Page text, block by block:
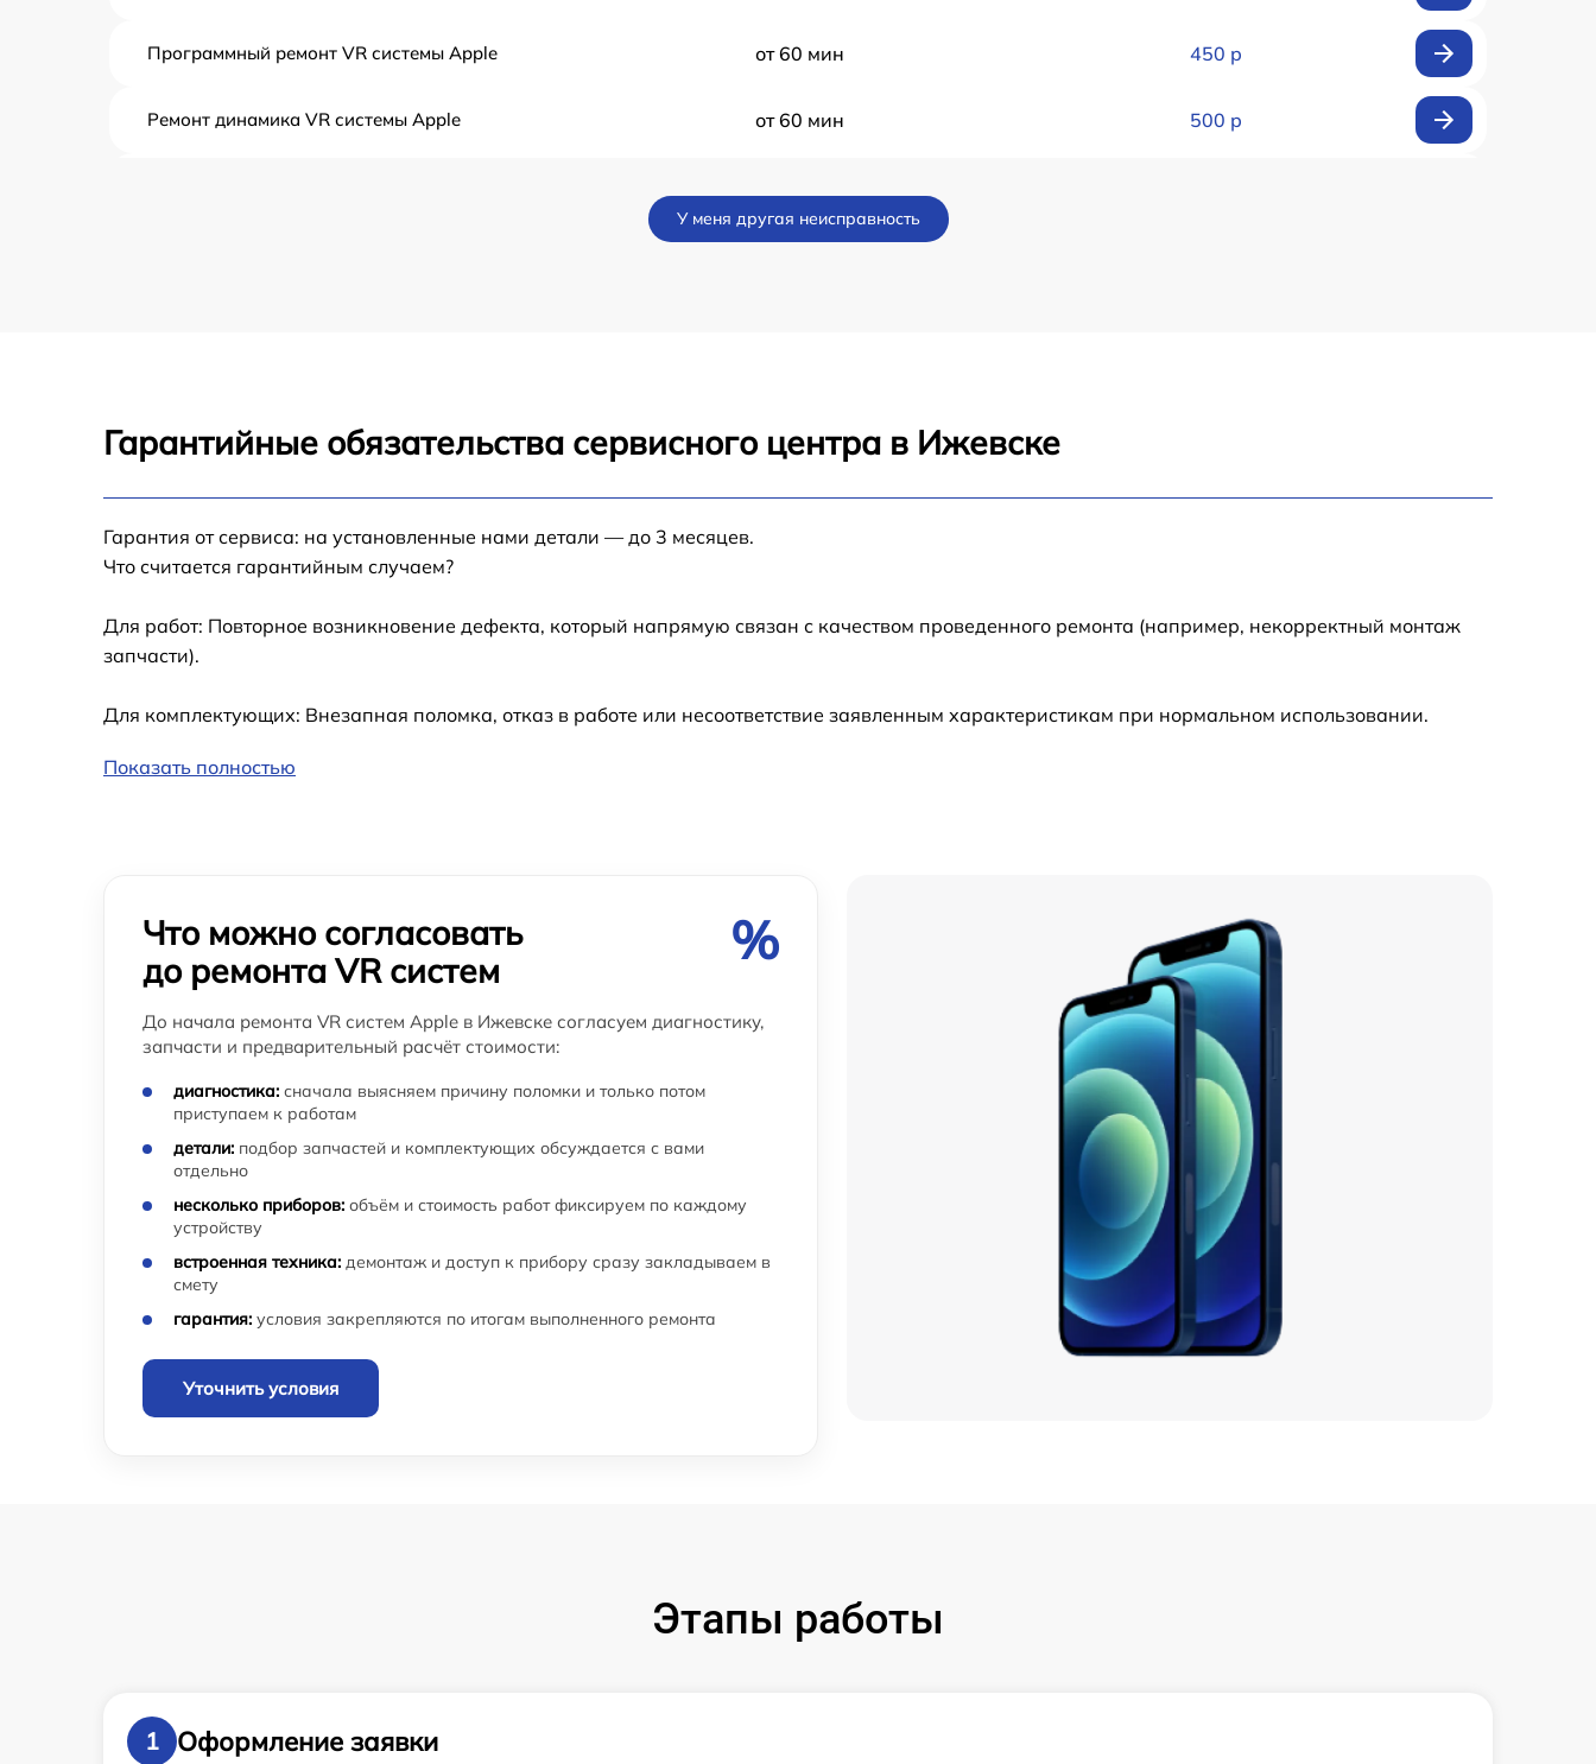
Программный ремонт VR системы Apple от 60 мин 450 р
Ремонт динамика VR системы Apple от 60 мин 500 р
Корпусный ремонт (замена резинок,
креплений, кнопок) VR системы Apple
от 60 мин
Ремонт платы питания VR системы Apple
У меня другая неисправность
Гарантийные обязательства сервисного центра в Ижевске
Гарантия от сервиса: на установленные нами детали — до 3 месяцев.
Что считается гарантийным случаем?
Для работ: Повторное возникновение дефекта, который напрямую связан с качеством проведенного ремонта (например, некорректный монтаж
запчасти).
Для комплектующих: Внезапная поломка, отказ в работе или несоответствие заявленным характеристикам при нормальном использовании.
Показать полностью
Что можно согласовать
до ремонта VR систем
%
До начала ремонта VR систем Apple в Ижевске согласуем диагностику,
запчасти и предварительный расчёт стоимости:
диагностика: сначала выясняем причину поломки и только потом
приступаем к работам
детали: подбор запчастей и комплектующих обсуждается с вами
отдельно
несколько приборов: объём и стоимость работ фиксируем по каждому
устройству
встроенная техника: демонтаж и доступ к прибору сразу закладываем в
смету
гарантия: условия закрепляются по итогам выполненного ремонта
Уточнить условия
Этапы работы
1 Оформление заявки